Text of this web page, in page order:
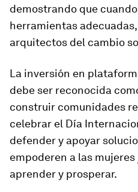
demostrando que
herramientas
arquitectos del cambio
La inversión en
debe ser reconocida
construir comunidades
celebrar el Día
defender y apoyar
empoderen a las
aprender y prosperar.